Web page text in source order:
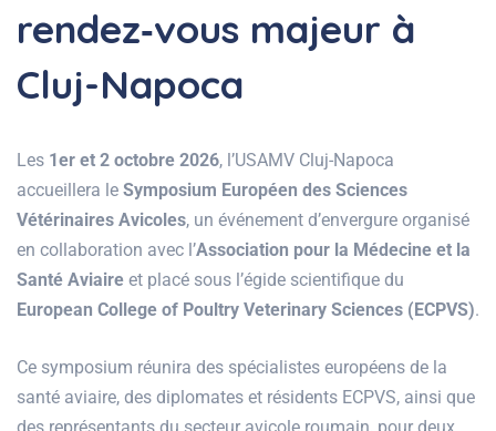
rendez‑vous majeur à
Cluj-Napoca
Les 1er et 2 octobre 2026, l’USAMV Cluj-Napoca
accueillera le Symposium Européen des Sciences
Vétérinaires Avicoles, un événement d’envergure organisé
en collaboration avec l’Association pour la Médecine et la
Santé Aviaire et placé sous l’égide scientifique du
European College of Poultry Veterinary Sciences (ECPVS).
Ce symposium réunira des spécialistes européens de la
santé aviaire, des diplomates et résidents ECPVS, ainsi que